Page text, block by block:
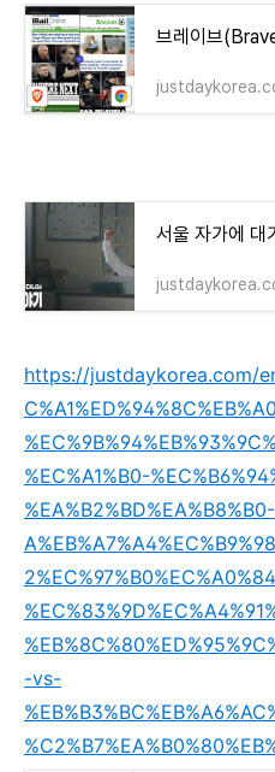
https://justdaykorea.com/
%EC%A1%B0-
-vs-